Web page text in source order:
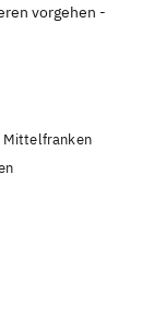
vorgehen -
Mittelfranken